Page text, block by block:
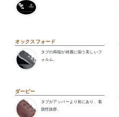
オックスフォード
タブの両端が綺麗に揃う美しいフ
ォルム。
ダービー
タブがアッパーより前にあり、着
脱性抜群。